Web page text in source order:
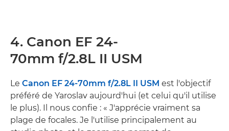
4. Canon EF 24-
70mm f/2.8L II USM
Le Canon EF 24-70mm f/2.8L II USM est l'objectif
préféré de Yaroslav aujourd'hui (et celui qu'il utilise
le plus). Il nous confie : « J'apprécie vraiment sa
plage de focales. Je l'utilise principalement au